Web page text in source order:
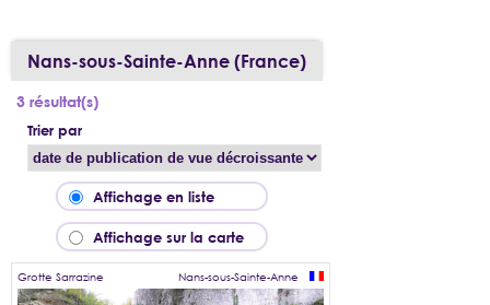
Nans-sous-Sainte-Anne (France)
3 résultat(s)
Trier par
Affichage en liste
Affichage sur la carte
Grotte Sarrazine Nans-sous-Sainte-Anne